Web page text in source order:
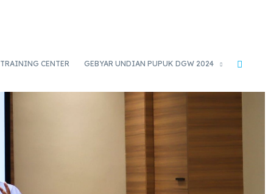
TRAINING CENTER GEBYAR UNDIAN PUPUK DGW 2024